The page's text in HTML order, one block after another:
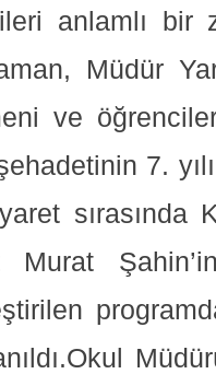
anlamlı bir
Müdür
ve
7.
sırasında